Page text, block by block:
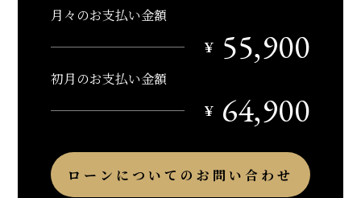
月々のお支払い金額
￥ 55,900
初月のお支払い金額
￥ 64,900
ローンについてのお問い合わせ